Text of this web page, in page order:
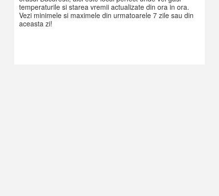
temperaturile si starea vremii actualizate din ora in ora.
Vezi minimele si maximele din urmatoarele 7 zile sau din
aceasta zi!